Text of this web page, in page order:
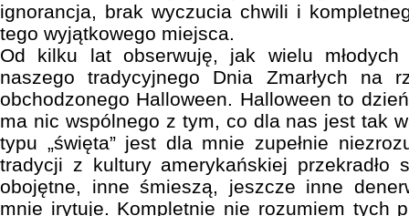
ignorancja, brak wyczucia chwili i
tego wyjątkowego miejsca.
Od kilku lat obserwuję, jak wielu młodych
naszego tradycyjnego Dnia Zmarłych na
obchodzonego Halloween. Halloween to
ma nic wspólnego z tym, co dla nas jest tak
typu „święta” jest dla mnie zupełnie
tradycji z kultury amerykańskiej
obojętne, inne śmieszą, jeszcze inne
mnie irytuje. Kompletnie nie rozumiem tych